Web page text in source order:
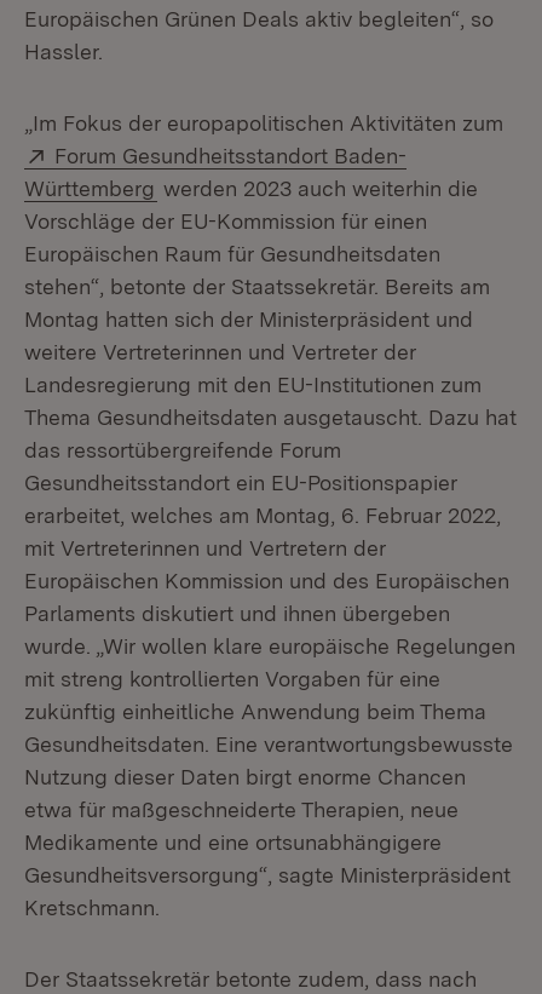
Europäischen Grünen Deals aktiv begleiten“, so
Hassler.
„Im Fokus der europapolitischen Aktivitäten zum
Extern:
Forum Gesundheitsstandort Baden-
Württemberg (Öffnet in neuem Fenster)
werden 2023 auch weiterhin die
Vorschläge der EU-Kommission für einen
Europäischen Raum für Gesundheitsdaten
stehen“, betonte der Staatssekretär. Bereits am
Montag hatten sich der Ministerpräsident und
weitere Vertreterinnen und Vertreter der
Landesregierung mit den EU-Institutionen zum
Thema Gesundheitsdaten ausgetauscht. Dazu hat
das ressortübergreifende Forum
Gesundheitsstandort ein EU-Positionspapier
erarbeitet, welches am Montag, 6. Februar 2022,
mit Vertreterinnen und Vertretern der
Europäischen Kommission und des Europäischen
Parlaments diskutiert und ihnen übergeben
wurde. „Wir wollen klare europäische Regelungen
mit streng kontrollierten Vorgaben für eine
zukünftig einheitliche Anwendung beim Thema
Gesundheitsdaten. Eine verantwortungsbewusste
Nutzung dieser Daten birgt enorme Chancen
etwa für maßgeschneiderte Therapien, neue
Medikamente und eine ortsunabhängigere
Gesundheitsversorgung“, sagte Ministerpräsident
Kretschmann.
Der Staatssekretär betonte zudem, dass nach